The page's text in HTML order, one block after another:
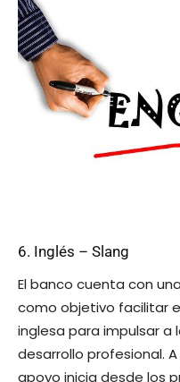
6. Inglés – Slang
El banco cuenta con una
como objetivo facilitar
inglesa para impulsar a
desarrollo profesional.
apoyo inicia desde los